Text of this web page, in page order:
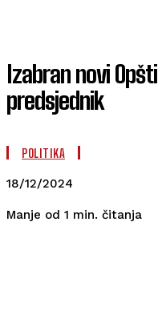
Izabran novi
predsjednik
POLITIKA
18/12/2024
Manje od 1 min. čitanja